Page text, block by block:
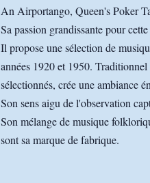
An Airportango, Queen's Poker
Sa passion grandissante pour
Il propose une sélection de
années 1920 et 1950.
sélectionnés, crée une ambiance
Son sens aigu de l'observation
Son mélange de musique
sont sa marque de fabrique.